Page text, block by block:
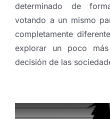
determinado de
votando a un mismo
completamente
explorar un poco
decisión de las